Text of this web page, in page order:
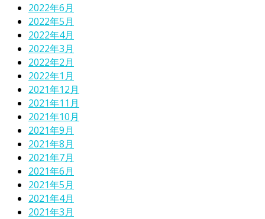
2022年6月
2022年5月
2022年4月
2022年3月
2022年2月
2022年1月
2021年12月
2021年11月
2021年10月
2021年9月
2021年8月
2021年7月
2021年6月
2021年5月
2021年4月
2021年3月